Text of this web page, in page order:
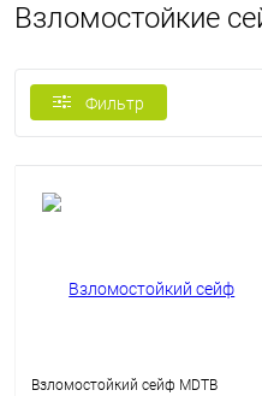
Взломостойкие
Фильтр
Взломостойкий сейф MDTB